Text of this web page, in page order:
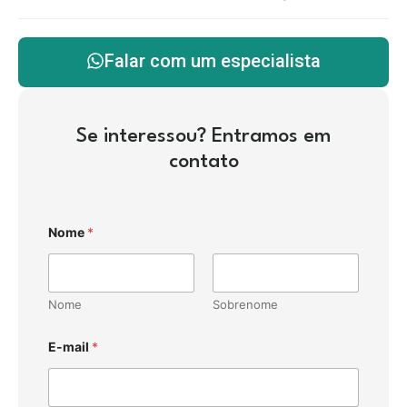
Falar com um especialista
Se interessou? Entramos em
contato
Nome *
Nome Sobrenome
E-mail *